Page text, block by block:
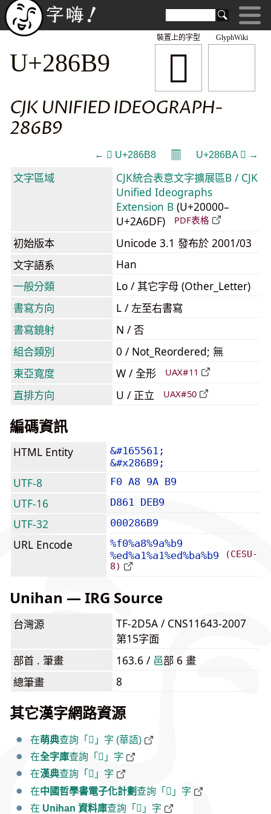
GlyphWiki
𨚹
裝置上的字型
U+286B9
CJK UNIFIED IDEOGRAPH-
286B9
← 𨚸 U+286B8 𝄜 U+286BA 𨚺 →
文字區域
CJK統合表意文字擴展區B / CJK
Unified Ideographs
Extension B (U+20000–
U+2A6DF)
PDF表格
初始版本
Unicode 3.1 發布於 2001/03
文字語系
Han
一般分類
Lo / 其它字母 (Other_Letter)
書寫方向
L / 左至右書寫
書寫鏡射
N / 否
組合類別
0 / Not_Reordered; 無
東亞寬度
W / 全形 UAX#11
直排方向 U / 正立 UAX#50
編碼資訊
HTML Entity
&#165561;
&#x286B9;
UTF-8 F0 A8 9A B9
UTF-16 D861 DEB9
UTF-32 000286B9
URL Encode
%f0%a8%9a%b9
%ed%a1%a1%ed%ba%b9
(CESU-
8)
Unihan — IRG Source
台灣源
TF-2D5A / CNS11643-2007
第15字面
部首 . 筆畫
163.6 / ⾢部 6 畫
總筆畫
8
其它漢字網路資源
在萌典查詢「𨚹」字 (華語)
在全字庫查詢「𨚹」字
在漢典查詢「𨚹」字
在中國哲學書電子化計劃查詢「𨚹」字
在 Unihan 資料庫查詢「𨚹」字